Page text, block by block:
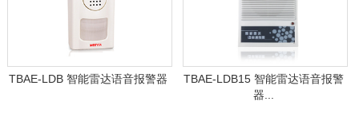
TBAE-LDB 智能雷达语音报警器
TBAE-LDB15 智能雷达语音报警
器...